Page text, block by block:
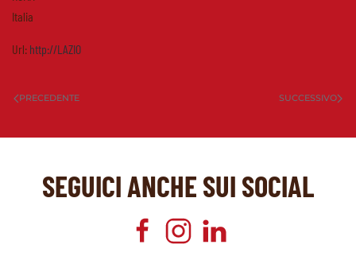
Italia
Url: http://LAZIO
PRECEDENTE SUCCESSIVO
SEGUICI ANCHE SUI SOCIAL